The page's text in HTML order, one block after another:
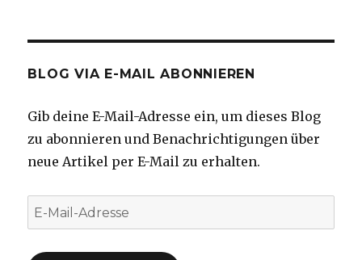
BLOG VIA E-MAIL ABONNIEREN
Gib deine E-Mail-Adresse ein, um dieses Blog
zu abonnieren und Benachrichtigungen über
neue Artikel per E-Mail zu erhalten.
E-
Mail-
Adresse